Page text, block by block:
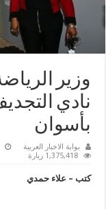
وزير
نادي
بأسوان
بوابة الاخبار العربية
1,375,418 زيارة
كتب – علاء حمدي